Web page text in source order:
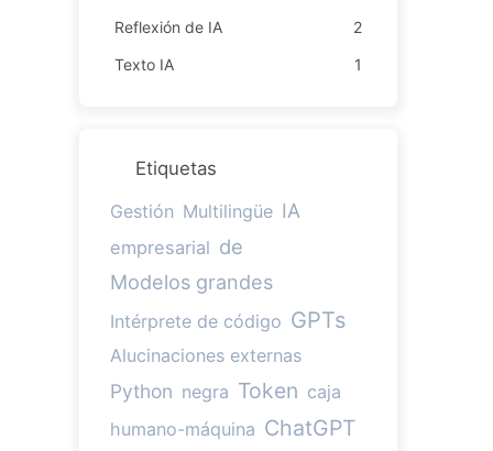
Reflexión de IA
2
Texto IA
1
Etiquetas
Gestión Multilingüe IA
empresarial de
Modelos grandes
Intérprete de código GPTs
Alucinaciones externas
Python negra Token caja
humano-máquina ChatGPT